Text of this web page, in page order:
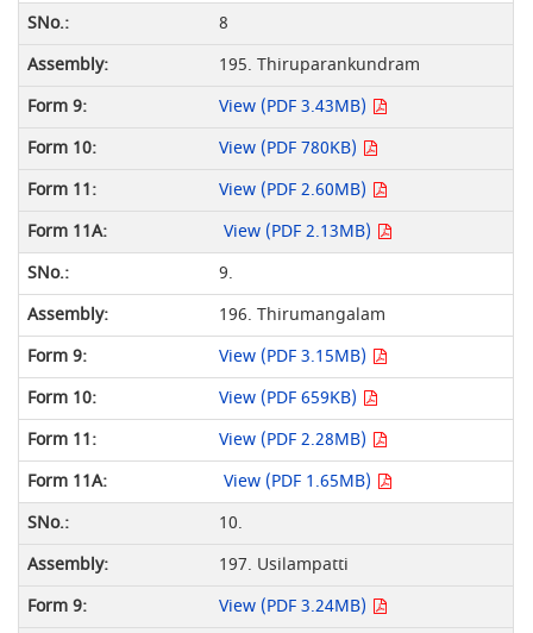
8
195. Thiruparankundram
View (PDF 3.43MB)
View (PDF 780KB)
View (PDF 2.60MB)
View (PDF 2.13MB)
9.
196. Thirumangalam
View (PDF 3.15MB)
View (PDF 659KB)
View (PDF 2.28MB)
View (PDF 1.65MB)
10.
197. Usilampatti
View (PDF 3.24MB)